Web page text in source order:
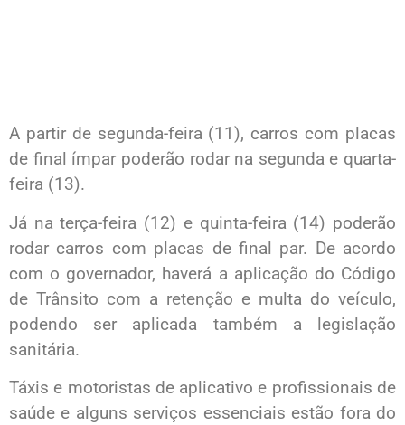
A partir de segunda-feira (11), carros com placas
de final ímpar poderão rodar na segunda e quarta-
feira (13).
Já na terça-feira (12) e quinta-feira (14) poderão
rodar carros com placas de final par. De acordo
com o governador, haverá a aplicação do Código
de Trânsito com a retenção e multa do veículo,
podendo ser aplicada também a legislação
sanitária.
Táxis e motoristas de aplicativo e profissionais de
saúde e alguns serviços essenciais estão fora do